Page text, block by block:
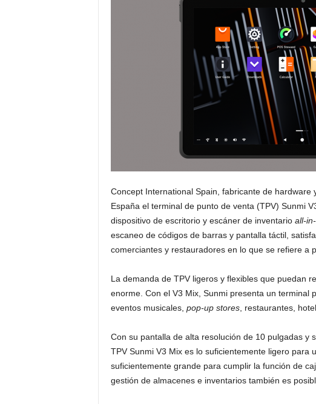
Concept International Spain, fabricante de
España el terminal de punto de venta (TPV) Sunmi
dispositivo de escritorio y escáner de inventario all-
escaneo de códigos de barras y pantalla táctil,
comerciantes y restauradores en lo que se refiere a
La demanda de TPV ligeros y flexibles que puedan
enorme. Con el V3 Mix, Sunmi presenta un terminal
eventos musicales, pop-up stores, restaurantes,
Con su pantalla de alta resolución de 10 pulgadas y
TPV Sunmi V3 Mix es lo suficientemente ligero para
suficientemente grande para cumplir la función de
gestión de almacenes e inventarios también es